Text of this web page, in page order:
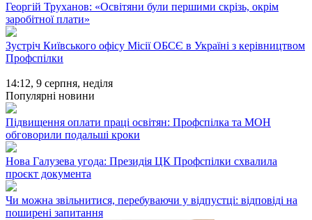
Георгій Труханов: «Освітяни були першими скрізь, окрім
заробітної плати»
Зустріч Київського офісу Місії ОБСЄ в Україні з керівництвом
Профспілки
14:12, 9 серпня, неділя
Популярні новини
Підвищення оплати праці освітян: Профспілка та МОН
обговорили подальші кроки
Нова Галузева угода: Президія ЦК Профспілки схвалила
проєкт документа
Чи можна звільнитися, перебуваючи у відпустці: відповіді на
поширені запитання